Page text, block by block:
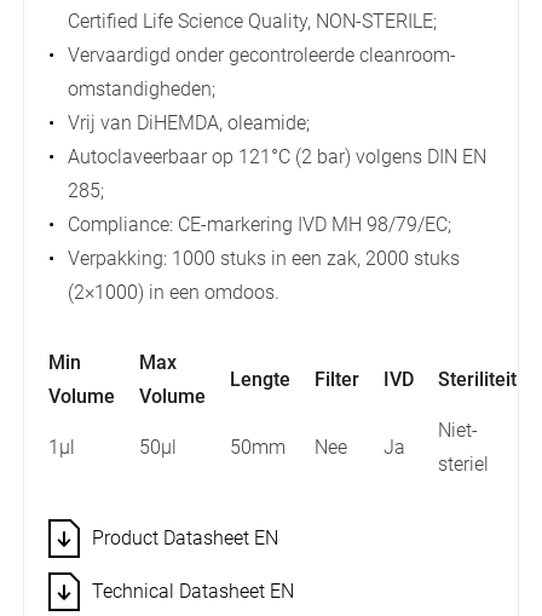
Certified Life Science Quality, NON-STERILE;
Vervaardigd onder gecontroleerde cleanroom-
omstandigheden;
Vrij van DiHEMDA, oleamide;
Autoclaveerbaar op 121°C (2 bar) volgens DIN EN
285;
Compliance: CE-markering IVD MH 98/79/EC;
Verpakking: 1000 stuks in een zak, 2000 stuks
(2×1000) in een omdoos.
Min
Volume
Max
Volume
Lengte Filter IVD Steriliteit
1µl 50µl 50mm Nee Ja
Niet-
steriel
Product Datasheet EN
Technical Datasheet EN